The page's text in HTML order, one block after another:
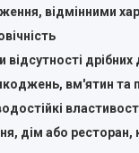
відмінними
дрібних
вм'ятин та
дім або